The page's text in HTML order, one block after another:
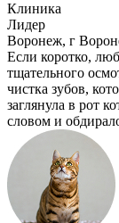
Клиника
Лидер
Воронеж, г
Если коротко,
тщательного
чистка зубов,
заглянула в рот
словом и